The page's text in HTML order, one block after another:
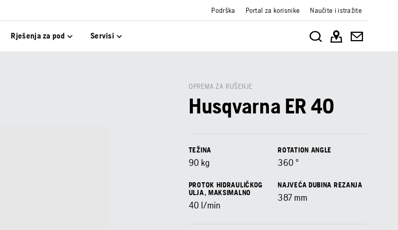
Podrška Portal za korisnike Naučite i istražite
Rješenja za pod Servisi
OPREMA ZA RUŠENJE
Husqvarna ER 40
TEŽINA
90 kg
ROTATION ANGLE
360 °
PROTOK HIDRAULIČKOG
ULJA, MAKSIMALNO
40 l/min
NAJVEĆA DUBINA REZANJA
387 mm